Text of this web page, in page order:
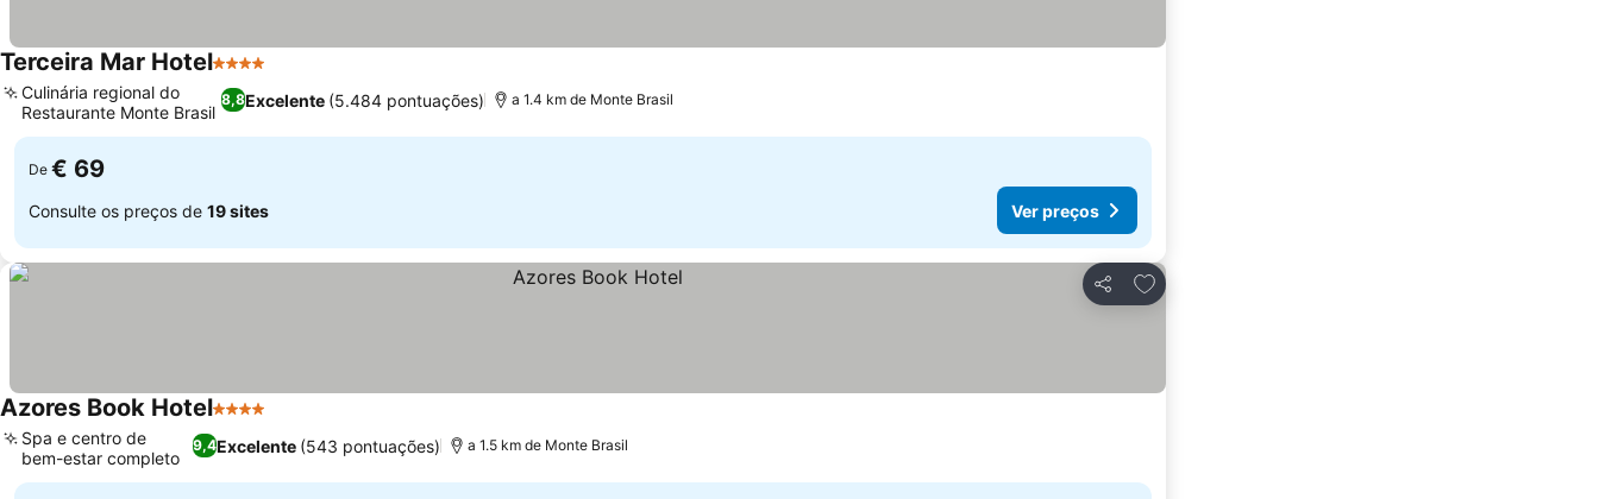
Terceira Mar Hotel4 Estrelas
8,8Excelente (5.484 pontuações)
Culinária regional do
Restaurante Monte Brasil
a 1.4 km de Monte Brasil
De € 69
Consulte os preços de 19 sites Ver preços
Partilhar
Adicionar aos favoritos
Azores Book Hotel4 Estrelas
9,4Excelente (543 pontuações)
Spa e centro de
bem-estar completo
a 1.5 km de Monte Brasil